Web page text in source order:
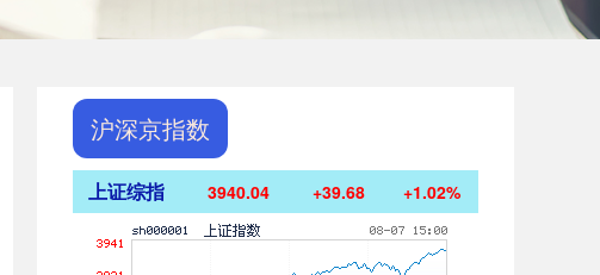
沪深京指数
上证综指 3940.04 +39.68 +1.02%